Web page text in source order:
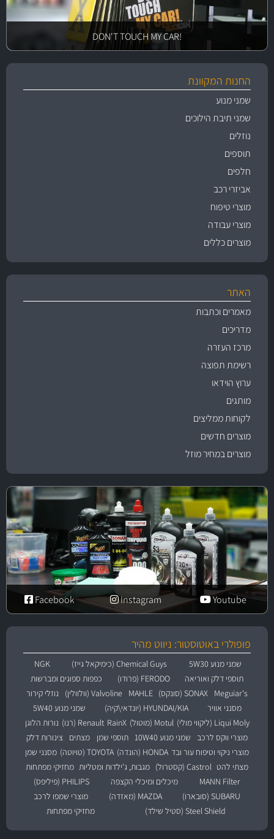
!DON'T TOUCH MY CAR
החנות המקוונת
שמני מנוע
שמני תיבת הילוכים
נוזלים
תוספים
חלפים
אביזרי רכב
מוצרי טיפוח
מוצרי עבודה
מוצרים כללים
האתר
מאמרים וכתבות
מדריכים
מרכז העזרה
רשימת תפוצה
ערוץ הוידאו
מותגים
לקוחות ממליצים
מוצרים חדשים
מוצרים במחיר מוזל
Youtube
Instagram
Facebook
פופולרי באוטוסטור: ניווט מהיר
שמני מנוע 5W30 Chemical Guys (כימיקאל גייז)
NGK
תוספי דלק ואוריאה
FERODO (פרודו)
כפפות ספוגים ומברשות
Meguiar's
SONAX (סונקס) MAHLE Valvoline (וולוולין)
נוזלי קירור
מסנני אוויר
HYUNDAI/KIA (יונדאי\קיה)
שמני מנוע 5W40
Liqui Moly (ליקווי מולי)
Motul (מוטול) RainX Renault (רנו)
נורות הלוגן
מוצרי ווקס לרכב
שמני מנוע 10W40 תוספי שמן מצתים
צינורות דלק
מוצרי ניקוי וטיפוח עור ובד HONDA (הונדה) TOYOTA (טויוטה)
מסנני שמן
מצתי להט Castrol (קסטרול) מגבות, ג'ילדות ומטליות מחזיקי מפתחות
MANN Filter
מיכלים ומיכלי הקצפה
PHILIPS (פיליפס)
SUBARU (סובארו)
MAZDA (מאזדה)
מוצרי שמפו לרכב
Steel Shield (סטיל שילד)
מחזיקי מפתחות